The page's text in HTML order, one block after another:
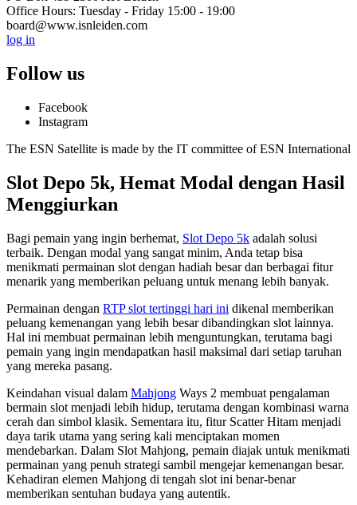
Office Hours: Tuesday - Friday 15:00 - 19:00
board@www.isnleiden.com
log in
Follow us
Facebook
Instagram
The ESN Satellite is made by the IT committee of ESN International
Slot Depo 5k, Hemat Modal dengan Hasil
Menggiurkan
Bagi pemain yang ingin berhemat, Slot Depo 5k adalah solusi
terbaik. Dengan modal yang sangat minim, Anda tetap bisa
menikmati permainan slot dengan hadiah besar dan berbagai fitur
menarik yang memberikan peluang untuk menang lebih banyak.
Permainan dengan RTP slot tertinggi hari ini dikenal memberikan
peluang kemenangan yang lebih besar dibandingkan slot lainnya.
Hal ini membuat permainan lebih menguntungkan, terutama bagi
pemain yang ingin mendapatkan hasil maksimal dari setiap taruhan
yang mereka pasang.
Keindahan visual dalam Mahjong Ways 2 membuat pengalaman
bermain slot menjadi lebih hidup, terutama dengan kombinasi warna
cerah dan simbol klasik. Sementara itu, fitur Scatter Hitam menjadi
daya tarik utama yang sering kali menciptakan momen
mendebarkan. Dalam Slot Mahjong, pemain diajak untuk menikmati
permainan yang penuh strategi sambil mengejar kemenangan besar.
Kehadiran elemen Mahjong di tengah slot ini benar-benar
memberikan sentuhan budaya yang autentik.